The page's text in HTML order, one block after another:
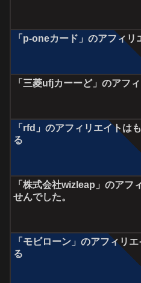
「p-oneカード」のアフィ
「三菱ufjカーーど」のアフ
「rfd」のアフィリエイトは
る
「株式会社wizleap」のアフ
せんでした。
「モビローン」のアフィリ
る